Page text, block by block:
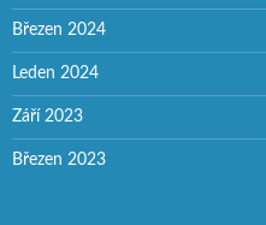
Březen 2024
Leden 2024
Září 2023
Březen 2023